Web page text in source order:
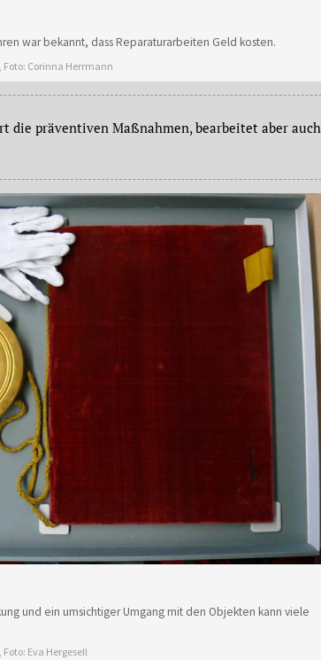
war bekannt, dass Reparaturarbeiten Geld kosten.
Corinna Herrmann
die präventiven Maßnahmen, bearbeitet aber auch
und ein umsichtiger Umgang mit den Objekten kann viele
Eva Hergesell